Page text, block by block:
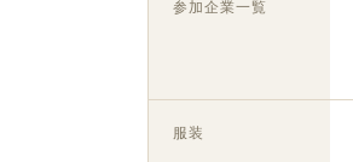
参加企業一覧
服装